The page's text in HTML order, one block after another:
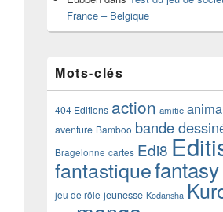
France – Belgique
Mots-clés
404 Editions action amitie
aventure Bamboo bande
Bragelonne cartes Edi8
fantastiquefantasy
jeu de rôle jeunesse Kodansha